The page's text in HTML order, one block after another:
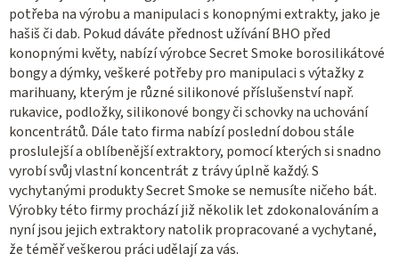
potřeba na výrobu a manipulaci s konopnými extrakty, jako je
hašiš či dab. Pokud dáváte přednost užívání BHO před
konopnými květy, nabízí výrobce Secret Smoke borosilikátové
bongy a dýmky, veškeré potřeby pro manipulaci s výtažky z
marihuany, kterým je různé silikonové příslušenství např.
rukavice, podložky, silikonové bongy či schovky na uchování
koncentrátů. Dále tato firma nabízí poslední dobou stále
proslulejší a oblíbenější extraktory, pomocí kterých si snadno
vyrobí svůj vlastní koncentrát z trávy úplně každý. S
vychytanými produkty Secret Smoke se nemusíte ničeho bát.
Výrobky této firmy prochází již několik let zdokonalováním a
nyní jsou jejich extraktory natolik propracované a vychytané,
že téměř veškerou práci udělají za vás.